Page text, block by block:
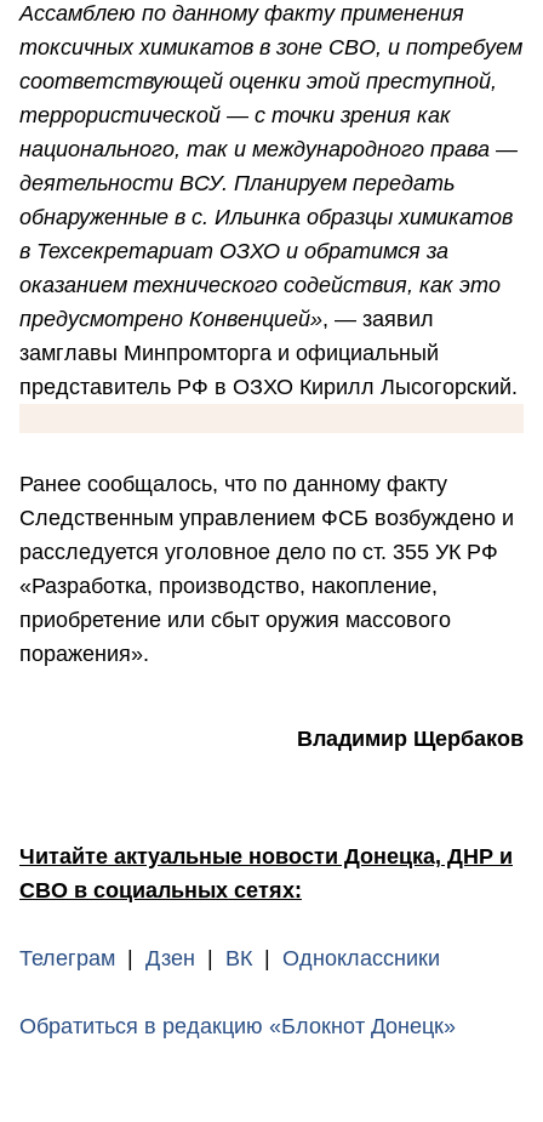
Ассамблею по данному факту применения
токсичных химикатов в зоне СВО, и потребуем
соответствующей оценки этой преступной,
террористической — с точки зрения как
национального, так и международного права —
деятельности ВСУ. Планируем передать
обнаруженные в с. Ильинка образцы химикатов
в Техсекретариат ОЗХО и обратимся за
оказанием технического содействия, как это
предусмотрено Конвенцией», — заявил
замглавы Минпромторга и официальный
представитель РФ в ОЗХО Кирилл Лысогорский.
Ранее сообщалось, что по данному факту
Следственным управлением ФСБ возбуждено и
расследуется уголовное дело по ст. 355 УК РФ
«Разработка, производство, накопление,
приобретение или сбыт оружия массового
поражения».
Владимир Щербаков
Читайте актуальные новости Донецка, ДНР и
СВО в социальных сетях:
Телеграм | Дзен | ВК | Одноклассники
Обратиться в редакцию «Блокнот Донецк»